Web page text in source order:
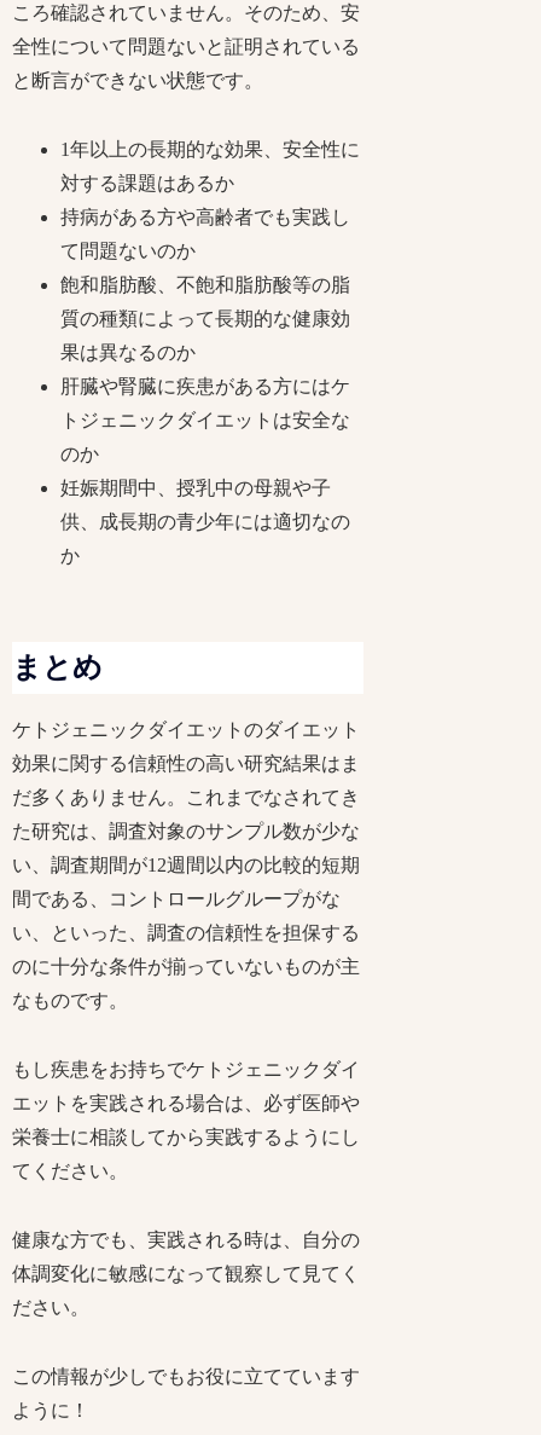
ころ確認されていません。そのため、安
全性について問題ないと証明されている
と断言ができない状態です。
1年以上の長期的な効果、安全性に
対する課題はあるか
持病がある方や高齢者でも実践し
て問題ないのか
飽和脂肪酸、不飽和脂肪酸等の脂
質の種類によって長期的な健康効
果は異なるのか
肝臓や腎臓に疾患がある方にはケ
トジェニックダイエットは安全な
のか
妊娠期間中、授乳中の母親や子
供、成長期の青少年には適切なの
か
まとめ
ケトジェニックダイエットのダイエット
効果に関する信頼性の高い研究結果はま
だ多くありません。これまでなされてき
た研究は、調査対象のサンプル数が少な
い、調査期間が12週間以内の比較的短期
間である、コントロールグループがな
い、といった、調査の信頼性を担保する
のに十分な条件が揃っていないものが主
なものです。
もし疾患をお持ちでケトジェニックダイ
エットを実践される場合は、必ず医師や
栄養士に相談してから実践するようにし
てください。
健康な方でも、実践される時は、自分の
体調変化に敏感になって観察して見てく
ださい。
この情報が少しでもお役に立てています
ように！